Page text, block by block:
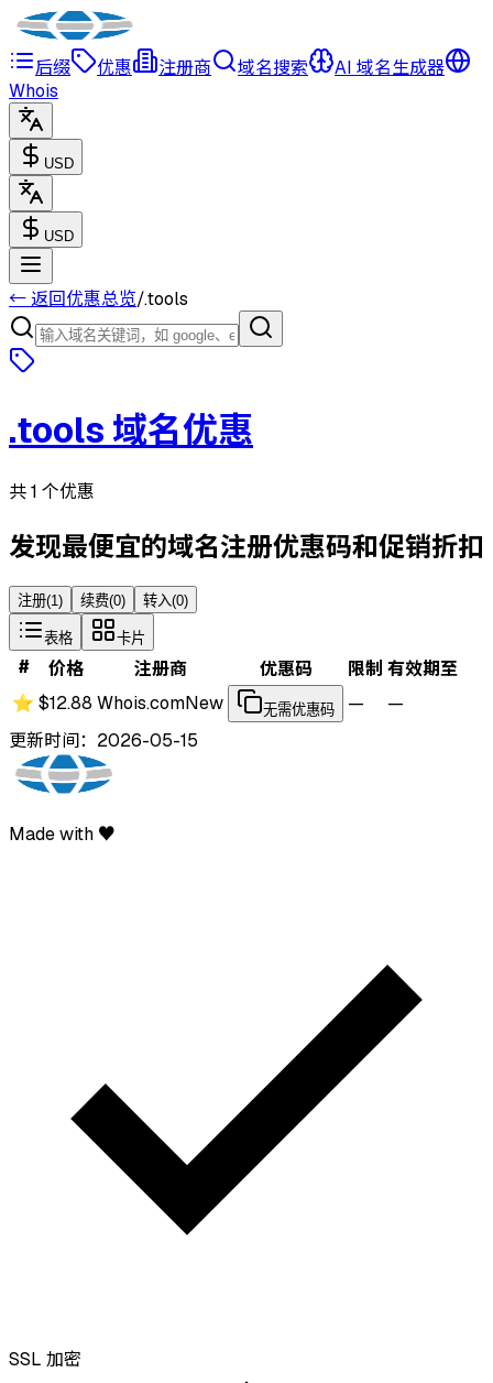
后缀 优惠 注册商 域名搜索
AI 域名生成器
Whois
USD
USD
← 返回优惠总览/.tools
.tools 域名优惠
共 1 个优惠
发现最便宜的域名注册优惠码和促销折扣
注册(1) 续费(0) 转入(0)
表格 卡片
# 价格 注册商 优惠码 限制 有效期至
⭐ $12.88 Whois.comNew 无需优惠码 —
—
更新时间：2026-05-15
Made with ♥
SSL 加密